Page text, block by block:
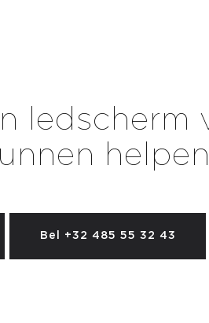
ledscherm
Bel +32 485 55 32 43